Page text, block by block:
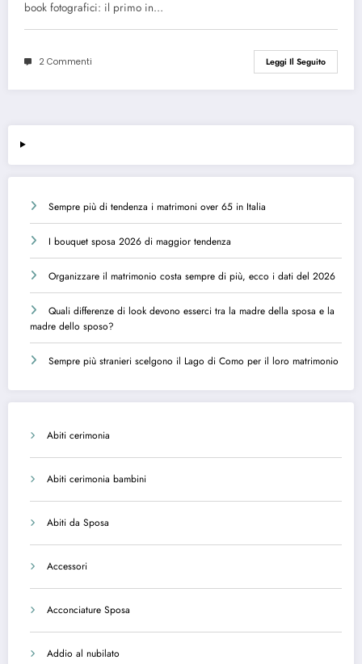
book fotografici: il primo in…
2 Commenti Leggi Il Seguito
Sempre più di tendenza i matrimoni over 65 in Italia
I bouquet sposa 2026 di maggior tendenza
Organizzare il matrimonio costa sempre di più, ecco i dati del 2026
Quali differenze di look devono esserci tra la madre della sposa e la
madre dello sposo?
Sempre più stranieri scelgono il Lago di Como per il loro matrimonio
Abiti cerimonia
Abiti cerimonia bambini
Abiti da Sposa
Accessori
Acconciature Sposa
Addio al nubilato